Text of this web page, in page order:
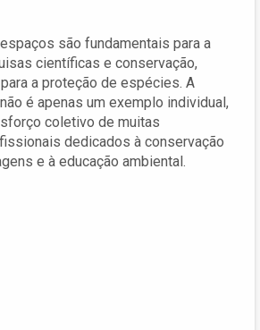
são fundamentais para a
científicas e conservação,
a proteção de espécies. A
é apenas um exemplo individual,
coletivo de muitas
dedicados à conservação
e à educação ambiental.